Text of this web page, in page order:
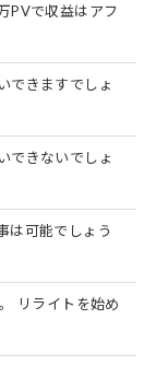
PVで収益はアフ
できますでしょ
できないでしょ
は可能でしょう
リライトを始め